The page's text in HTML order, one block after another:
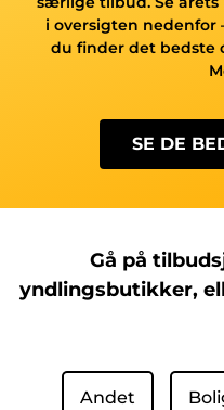
i oversigten nedenfor
du finder det bedste
SE DE
Gå på
yndlingsbutikker,
Andet